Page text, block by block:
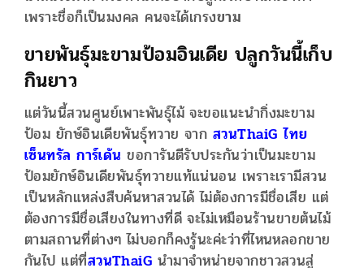
เพราะชื่อก็เป็นมงคล คนจะได้เกรงขาม
ขายพันธุ์มะขามป้อมอินเดีย ปลูกวันนี้เก็บ
กินยาว
แต่วันนี้สวนศูนย์เพาะพันธุ์ไม้ จะขอแนะนำกิ่งมะขาม
ป้อม ยักษ์อินเดียพันธุ์ทวาย จาก สวนThaiG ไทย
เซ็นทรัล การ์เด้น ขอการันตีรับประกันว่าเป็นมะขาม
ป้อมยักษ์อินเดียพันธุ์ทวายแท้แน่นอน เพราะเรามีสวน
เป็นหลักแหล่งสืบค้นหาสวนได้ ไม่ต้องการมีชื่อเสีย แต่
ต้องการมีชื่อเสียงในทางที่ดี จะไม่เหมือนร้านขายต้นไม้
ตามสถานที่ต่างๆ ไม่บอกก็คงรู้นะค่ะว่าที่ไหนหลอกขาย
กันไป แต่ที่สวนThaiG นำมาจำหน่ายจากชาวสวนสู่